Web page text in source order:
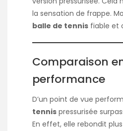
la sensation de frappe.
balle de tennis fiable et
Comparaison
performance
D’un point de vue
tennis pressurisée
En effet, elle rebondit